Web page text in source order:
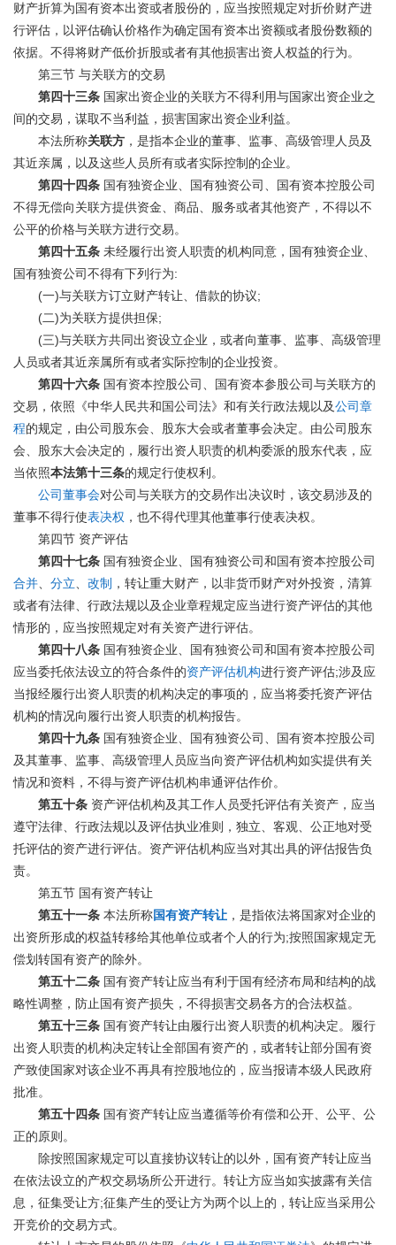
财产折算为国有资本出资或者股份的，应当按照规定对折价财产进
行评估，以评估确认价格作为确定国有资本出资额或者股份数额的
依据。不得将财产低价折股或者有其他损害出资人权益的行为。
第三节 与关联方的交易
第四十三条 国家出资企业的关联方不得利用与国家出资企业之
间的交易，谋取不当利益，损害国家出资企业利益。
本法所称关联方 ，是指本企业的董事、监事、高级管理人员及
其近亲属，以及这些人员所有或者实际控制的企业。
第四十四条 国有独资企业、国有独资公司、国有资本控股公司
不得无偿向关联方提供资金、商品、服务或者其他资产，不得以不
公平的价格与关联方进行交易。
第四十五条 未经履行出资人职责的机构同意，国有独资企业、
国有独资公司不得有下列行为:
(一)与关联方订立财产转让、借款的协议;
(二)为关联方提供担保;
(三)与关联方共同出资设立企业，或者向董事、监事、高级管理
人员或者其近亲属所有或者实际控制的企业投资。
第四十六条 国有资本控股公司、国有资本参股公司与关联方的
交易，依照《中华人民共和国公司法》和有关行政法规以及公司章
程的规定，由公司股东会、股东大会或者董事会决定。由公司股东
会、股东大会决定的，履行出资人职责的机构委派的股东代表，应
当依照本法第十三条的规定行使权利。
公司董事会对公司与关联方的交易作出决议时，该交易涉及的
董事不得行使表决权 ，也不得代理其他董事行使表决权。
第四节 资产评估
第四十七条 国有独资企业、国有独资公司和国有资本控股公司
合并
分立 改制 ，转让重大财产，以非货币财产对外投资，清算
或者有法律、行政法规以及企业章程规定应当进行资产评估的其他
情形的，应当按照规定对有关资产进行评估。
第四十八条 国有独资企业、国有独资公司和国有资本控股公司
应当委托依法设立的符合条件的资产评估机构进行资产评估;涉及应
当报经履行出资人职责的机构决定的事项的，应当将委托资产评估
机构的情况向履行出资人职责的机构报告。
第四十九条 国有独资企业、国有独资公司、国有资本控股公司
及其董事、监事、高级管理人员应当向资产评估机构如实提供有关
情况和资料，不得与资产评估机构串通评估作价。
第五十条 资产评估机构及其工作人员受托评估有关资产，应当
遵守法律、行政法规以及评估执业准则，独立、客观、公正地对受
托评估的资产进行评估。资产评估机构应当对其出具的评估报告负
责。
第五节 国有资产转让
第五十一条 本法所称国有资产转让 ，是指依法将国家对企业的
出资所形成的权益转移给其他单位或者个人的行为;按照国家规定无
偿划转国有资产的除外。
第五十二条 国有资产转让应当有利于国有经济布局和结构的战
略性调整，防止国有资产损失，不得损害交易各方的合法权益。
第五十三条 国有资产转让由履行出资人职责的机构决定。履行
出资人职责的机构决定转让全部国有资产的，或者转让部分国有资
产致使国家对该企业不再具有控股地位的，应当报请本级人民政府
批准。
第五十四条 国有资产转让应当遵循等价有偿和公开、公平、公
正的原则。
除按照国家规定可以直接协议转让的以外，国有资产转让应当
在依法设立的产权交易场所公开进行。转让方应当如实披露有关信
息，征集受让方;征集产生的受让方为两个以上的，转让应当采用公
开竞价的交易方式。